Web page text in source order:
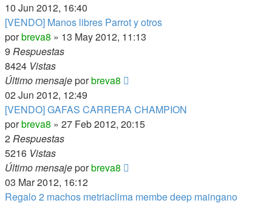
10 Jun 2012, 16:40
[VENDO] Manos libres Parrot y otros
porbreva8 » 13 May 2012, 11:13
9 Respuestas
8424 Vistas
Último mensajeporbreva8
02 Jun 2012, 12:49
[VENDO] GAFAS CARRERA CHAMPION
porbreva8 » 27 Feb 2012, 20:15
2Respuestas
5216 Vistas
Último mensajeporbreva8
03 Mar 2012, 16:12
Regalo 2 machos metriaclima membe deep maingano